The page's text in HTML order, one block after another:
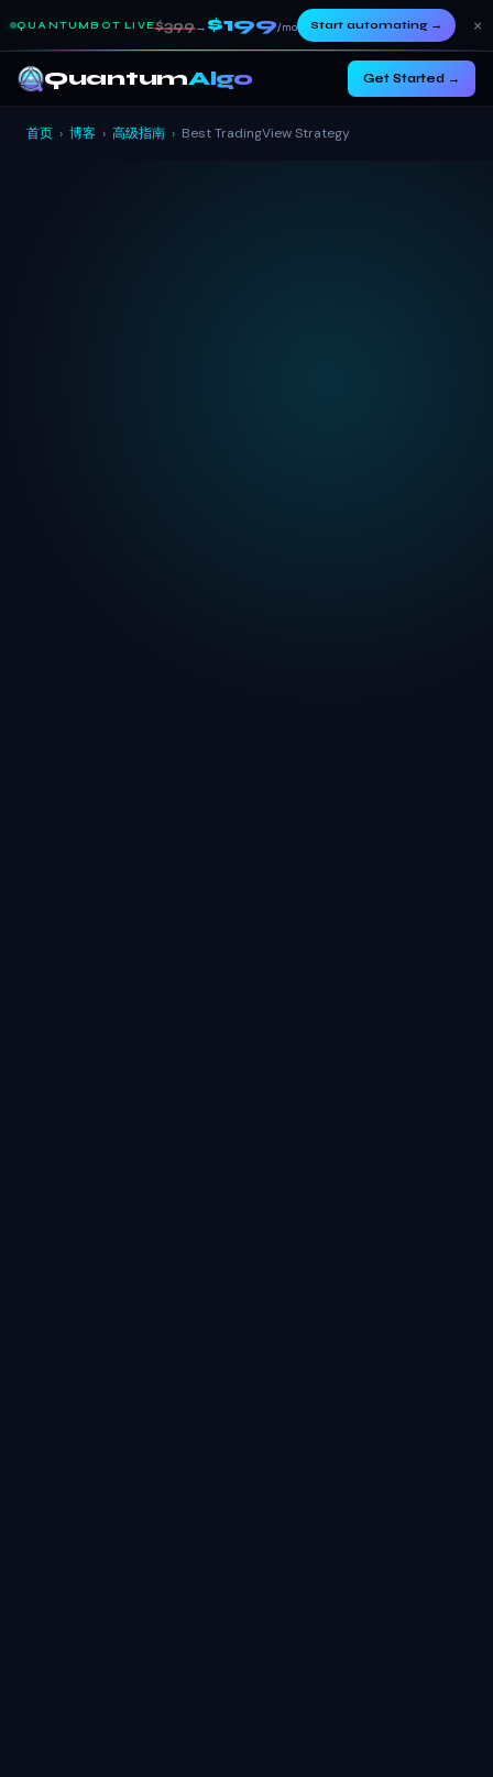
QUANTUMBOT LIVE$399→ $199/mo Start automating→ ×
QuantumAlgo Get Started →
首页 › 博客 › 高级指南 › Best TradingView Strategy